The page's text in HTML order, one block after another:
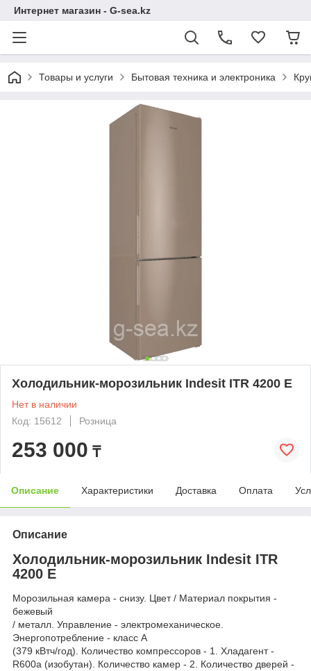
Интернет магазин - G-sea.kz
Товары и услуги Бытовая техника и электроника
Холодильник-морозильник Indesit ITR 4200 E
Нет в наличии
Код: 15612
Розница
253 000 ₸
Описание Характеристики Доставка Оплата
Описание
Холодильник-морозильник Indesit ITR
4200 E
Морозильная камера - снизу. Цвет / Материал покрытия -
бежевый
/ металл. Управление - электромеханическое.
Энергопотребление - класс A
(379 кВтч/год). Количество компрессоров - 1. Хладагент -
R600a (изобутан). Количество камер - 2. Количество дверей -